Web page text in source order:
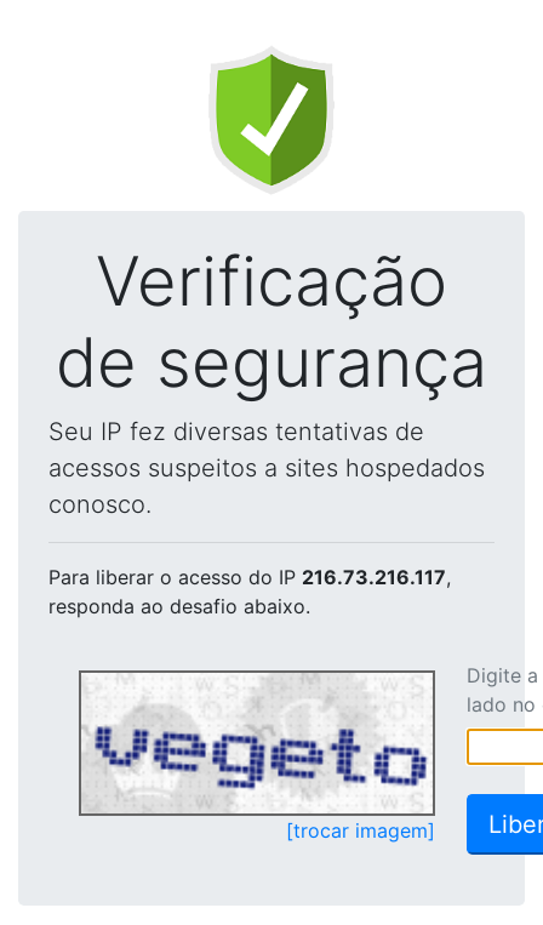
Verificação
de segurança
Seu IP fez diversas tentativas de
acessos suspeitos a sites hospedados
conosco.
Para liberar o acesso do IP 216.73.216.117,
responda ao desafio abaixo.
[trocar imagem]
Digite
lado no